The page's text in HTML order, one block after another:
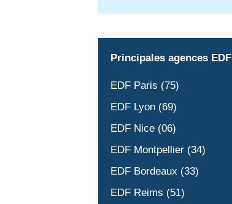
Principales agences EDF
EDF Paris (75)
EDF Lyon (69)
EDF Nice (06)
EDF Montpellier (34)
EDF Bordeaux (33)
EDF Reims (51)